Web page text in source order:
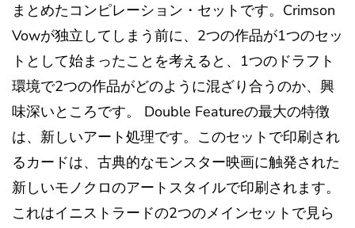
まとめたコンピレーション・セットです。Crimson
Vowが独立してしまう前に、2つの作品が1つのセッ
トとして始まったことを考えると、1つのドラフト
環境で2つの作品がどのように混ざり合うのか、興
味深いところです。 Double Featureの最大の特徴
は、新しいアート処理です。このセットで印刷され
るカードは、古典的なモンスター映画に触発された
新しいモノクロのアートスタイルで印刷されます。
これはイニストラードの2つのメインセットで見ら